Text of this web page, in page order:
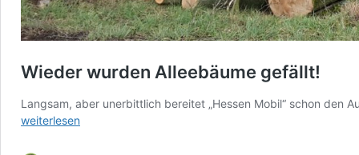
Wieder wurden Alleebäume gefällt!
Langsam, aber unerbittlich bereitet „Hessen Mobil“ schon
weiterlesen